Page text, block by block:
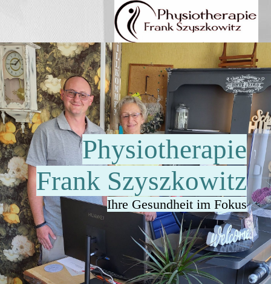
Physiotherapie
Frank Szyszkowitz
Ihre Gesundheit im Fokus